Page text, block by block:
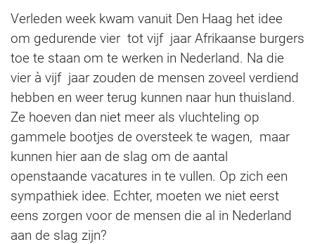
Verleden week kwam vanuit Den Haag het idee
om gedurende vier tot vijf jaar Afrikaanse burgers
toe te staan om te werken in Nederland. Na die
vier à vijf jaar zouden de mensen zoveel verdiend
hebben en weer terug kunnen naar hun thuisland.
Ze hoeven dan niet meer als vluchteling op
gammele bootjes de oversteek te wagen, maar
kunnen hier aan de slag om de aantal
openstaande vacatures in te vullen. Op zich een
sympathiek idee. Echter, moeten we niet eerst
eens zorgen voor de mensen die al in Nederland
aan de slag zijn?